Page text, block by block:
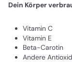
Dein Körper
Vitamin C
Vitamin E
Beta-Carotin
Andere